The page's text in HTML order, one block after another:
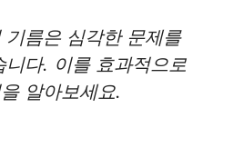
기름은 심각한 문제를
니다. 이를 효과적으로
알아보세요.